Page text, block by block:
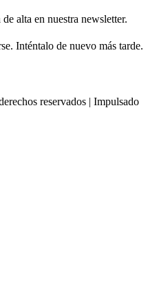
alta en nuestra newsletter.
Inténtalo de nuevo más tarde.
reservados | Impulsado